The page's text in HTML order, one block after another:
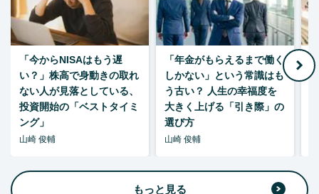
「今からNISAはもう遅
い？」株高で身動きの取れ
ない人が見落としている、
投資開始の「ベストタイミ
ング」
山崎 俊輔
「年金がもらえるまで働く
しかない」という常識はも
う古い？ 人生の幸福度を
大きく上げる「引き際」の
選び方
山崎 俊輔
もっと見る